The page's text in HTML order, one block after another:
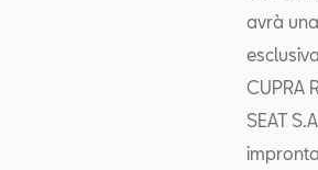
avrà
CUPRA
SEAT